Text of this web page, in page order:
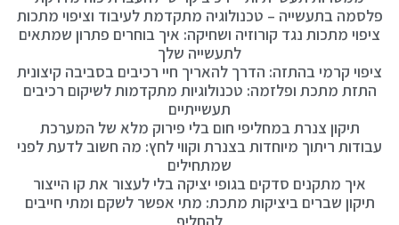
פלסמה בתעשייה – טכנולוגיה מתקדמת לעיבוד וציפוי מתכות
ציפוי מתכות נגד קורוזיה ושחיקה: איך בוחרים פתרון שמתאים
לתעשייה שלך
ציפוי קרמי בהתזה: הדרך להאריך חיי רכיבים בסביבה קיצונית
התזת מתכת ופלזמה: טכנולוגיות מתקדמות לשיקום רכיבים
תעשייתיים
תיקון צנרת במחליפי חום בלי פירוק מלא של המערכת
עבודות ריתוך מיוחדות בצנרת וקווי לחץ: מה חשוב לדעת לפני
שמתחילים
איך מתקנים סדקים בגופי יציקה בלי לעצור את קו הייצור
תיקון שברים ביציקות מתכת: מתי אפשר לשקם ומתי חייבים